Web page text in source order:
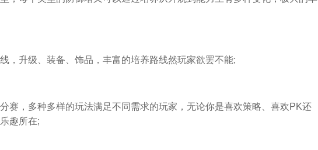
，升级、装备、饰品，丰富的培养路线然玩家欲罢不能;
赛，多种多样的玩法满足不同需求的玩家，无论你是喜欢策略、喜欢PK还
趣所在;